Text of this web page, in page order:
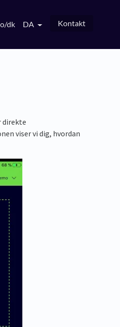
dk DA Kontakt
direkte
viser vi dig, hvordan